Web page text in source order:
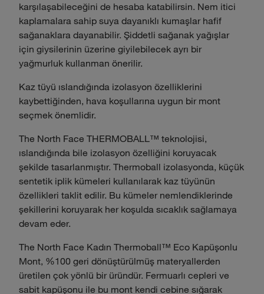
karşılaşabileceğini de hesaba katabilirsin. Nem itici
kaplamalara sahip suya dayanıklı kumaşlar hafif
sağanaklara dayanabilir. Şiddetli sağanak yağışlar
için giysilerinin üzerine giyilebilecek ayrı bir
yağmurluk kullanman önerilir.
Kaz tüyü ıslandığında izolasyon özelliklerini
kaybettiğinden, hava koşullarına uygun bir mont
seçmek önemlidir.
The North Face THERMOBALL™ teknolojisi,
ıslandığında bile izolasyon özelliğini koruyacak
şekilde tasarlanmıştır. Thermoball izolasyonda, küçük
sentetik iplik kümeleri kullanılarak kaz tüyünün
özellikleri taklit edilir. Bu kümeler nemlendiklerinde
şekillerini koruyarak her koşulda sıcaklık sağlamaya
devam eder.
The North Face Kadın Thermoball™ Eco Kapüşonlu
Mont, %100 geri dönüştürülmüş materyallerden
üretilen çok yönlü bir üründür. Fermuarlı cepleri ve
sabit kapüşonu ile bu mont kendi cebine sığarak